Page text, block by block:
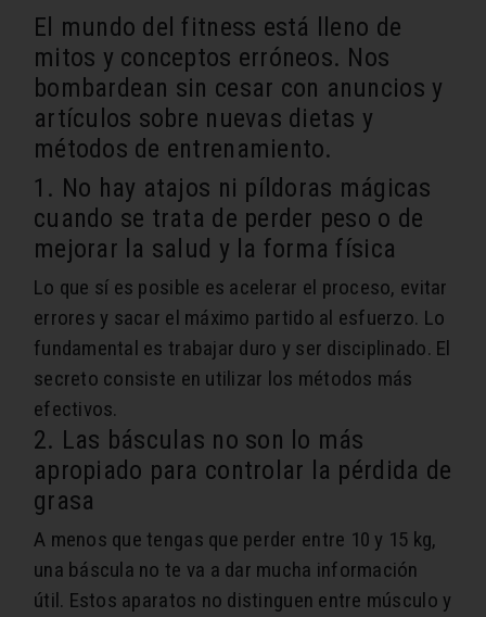
El mundo del fitness está lleno de
mitos y conceptos erróneos. Nos
bombardean sin cesar con anuncios y
artículos sobre nuevas dietas y
métodos de entrenamiento.
1. No hay atajos ni píldoras mágicas
cuando se trata de perder peso o de
mejorar la salud y la forma física
Lo que sí es posible es acelerar el proceso, evitar
errores y sacar el máximo partido al esfuerzo. Lo
fundamental es trabajar duro y ser disciplinado. El
secreto consiste en utilizar los métodos más
efectivos.
2. Las básculas no son lo más
apropiado para controlar la pérdida de
grasa
A menos que tengas que perder entre 10 y 15 kg,
una báscula no te va a dar mucha información
útil. Estos aparatos no distinguen entre músculo y